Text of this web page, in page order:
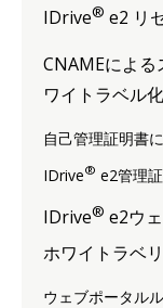
IDrive® e2 リ
CNAMEによる
ワイトラベル化
自己管理証明書
IDrive® e2管理
IDrive® e2ウ
ホワイトラベ
ウェブポータル